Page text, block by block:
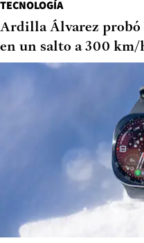
TECNOLOGÍA
Ardilla Álvarez probó
en un salto a 300 km/